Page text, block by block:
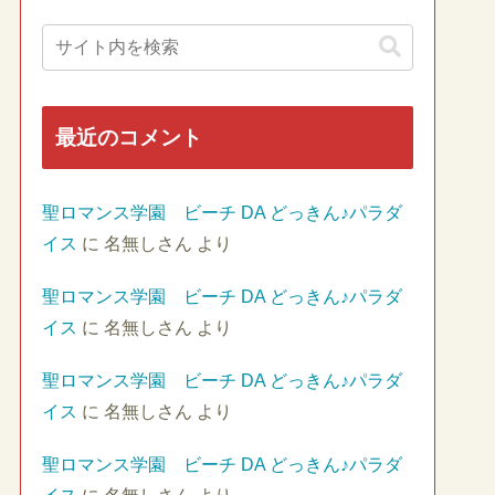
最近のコメント
聖ロマンス学園 ビーチ DA どっきん♪パラダ
イス に 名無しさん より
聖ロマンス学園 ビーチ DA どっきん♪パラダ
イス に 名無しさん より
聖ロマンス学園 ビーチ DA どっきん♪パラダ
イス に 名無しさん より
聖ロマンス学園 ビーチ DA どっきん♪パラダ